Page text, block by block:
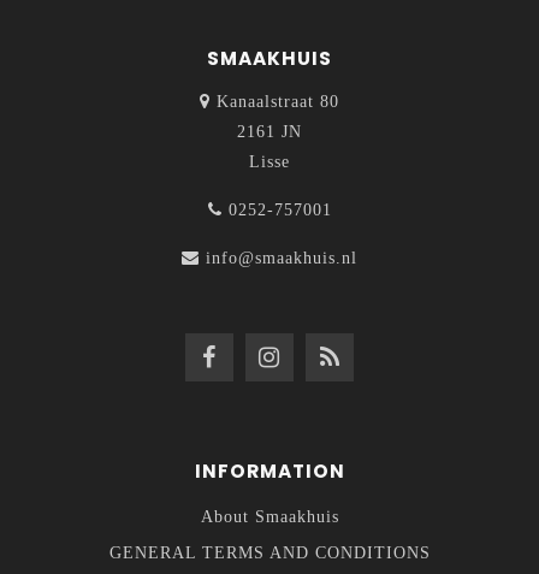
SMAAKHUIS
Kanaalstraat 80
2161 JN
Lisse
0252-757001
info@smaakhuis.nl
INFORMATION
About Smaakhuis
GENERAL TERMS AND CONDITIONS